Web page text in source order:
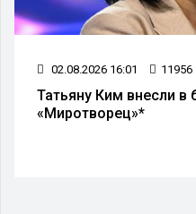
02.08.2026 16:01 11956
Татьяну Ким внесли в
«Миротворец»*